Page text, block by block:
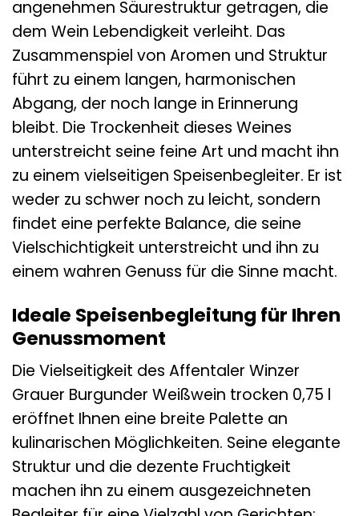
angenehmen Säurestruktur getragen, die
dem Wein Lebendigkeit verleiht. Das
Zusammenspiel von Aromen und Struktur
führt zu einem langen, harmonischen
Abgang, der noch lange in Erinnerung
bleibt. Die Trockenheit dieses Weines
unterstreicht seine feine Art und macht ihn
zu einem vielseitigen Speisenbegleiter. Er ist
weder zu schwer noch zu leicht, sondern
findet eine perfekte Balance, die seine
Vielschichtigkeit unterstreicht und ihn zu
einem wahren Genuss für die Sinne macht.
Ideale Speisenbegleitung für Ihren
Genussmoment
Die Vielseitigkeit des Affentaler Winzer
Grauer Burgunder Weißwein trocken 0,75 l
eröffnet Ihnen eine breite Palette an
kulinarischen Möglichkeiten. Seine elegante
Struktur und die dezente Fruchtigkeit
machen ihn zu einem ausgezeichneten